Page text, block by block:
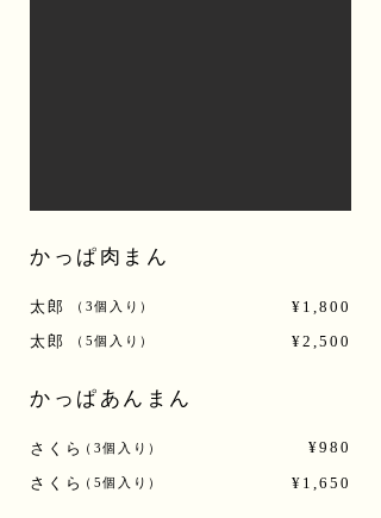
かっぱ肉まん
太郎 ¥1,800
（3個入り）
太郎 ¥2,500
（5個入り）
かっぱあんまん
さくら （3個入り）
¥980
さくら （5個入り） ¥1,650